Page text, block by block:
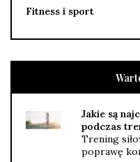
Fitness i sport
Jakie są
podczas
Trening
poprawę